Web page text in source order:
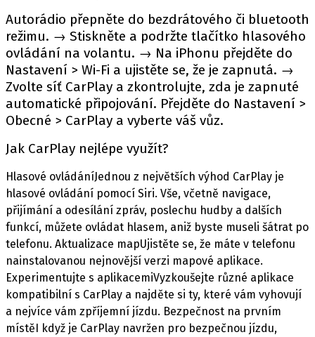
OSOBNÍ ÚDAJE / COOKIES
Provozovatelem serveru autoroad.cz je
INCORP MEDIA GROUP s.r.o., IČ: 118 23 054
Autorádio přepněte do bezdrátového či bluetooth
režimu. → Stiskněte a podržte tlačítko hlasového
ovládání na volantu. → Na iPhonu přejděte do
Nastavení > Wi-Fi a ujistěte se, že je zapnutá. →
Zvolte síť CarPlay a zkontrolujte, zda je zapnuté
automatické připojování. Přejděte do Nastavení >
Obecné > CarPlay a vyberte váš vůz.
Jak CarPlay nejlépe využít?
Hlasové ovládáníJednou z největších výhod CarPlay je
hlasové ovládání pomocí Siri. Vše, včetně navigace,
přijímání a odesílání zpráv, poslechu hudby a dalších
funkcí, můžete ovládat hlasem, aniž byste museli šátrat po
telefonu. Aktualizace mapUjistěte se, že máte v telefonu
nainstalovanou nejnovější verzi mapové aplikace.
Experimentujte s aplikacemiVyzkoušejte různé aplikace
kompatibilní s CarPlay a najděte si ty, které vám vyhovují
a nejvíce vám zpříjemní jízdu. Bezpečnost na prvním
místěI když je CarPlay navržen pro bezpečnou jízdu,